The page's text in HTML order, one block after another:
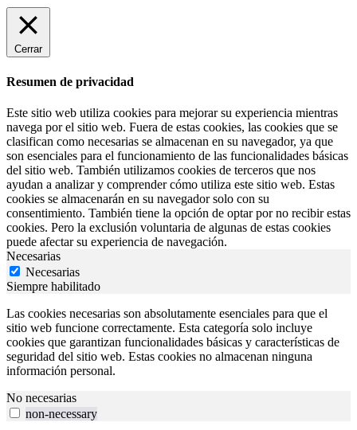
Cerrar
Resumen de privacidad
Este sitio web utiliza cookies para mejorar su experiencia mientras
navega por el sitio web. Fuera de estas cookies, las cookies que se
clasifican como necesarias se almacenan en su navegador, ya que
son esenciales para el funcionamiento de las funcionalidades básicas
del sitio web. También utilizamos cookies de terceros que nos
ayudan a analizar y comprender cómo utiliza este sitio web. Estas
cookies se almacenarán en su navegador solo con su
consentimiento. También tiene la opción de optar por no recibir estas
cookies. Pero la exclusión voluntaria de algunas de estas cookies
puede afectar su experiencia de navegación.
Necesarias
Necesarias
Siempre habilitado
Las cookies necesarias son absolutamente esenciales para que el
sitio web funcione correctamente. Esta categoría solo incluye
cookies que garantizan funcionalidades básicas y características de
seguridad del sitio web. Estas cookies no almacenan ninguna
información personal.
No necesarias
non-necessary